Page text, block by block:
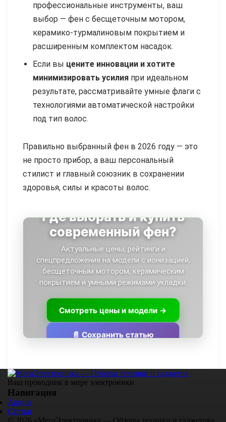
профессиональные инструменты, ваш
выбор — фен с бесщеточным мотором,
керамико-турмалиновым покрытием и
расширенным комплектом насадок.
Если вы цените инновации и хотите
минимизировать усилия при идеальном
результате, рассматривайте умные флаги с
технологиями автоматической настройки
под тип волос.
Правильно выбранный фен в 2026 году — это
не просто прибор, а ваш персональный
стилист и главный союзник в сохранении
здоровья, силы и красоты волос.
Где выбрать и купить
современный фен?
Актуальные цены, рейтинги и
спецпредложения на модели с ионизацией,
бесщеточным мотором, керамическим
покрытием и умными режимами укладки.
Смотреть цены и модели →
📄 Сохранить статью
Ваш проводник в мире электроники
Навигация
Акции
Статьи